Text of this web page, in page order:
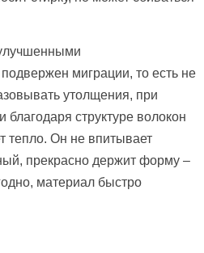
миграции, то есть не
утолщения, при
благодаря структуре волокон
тепло. Он не впитывает
прекрасно держит форму –
материал быстро